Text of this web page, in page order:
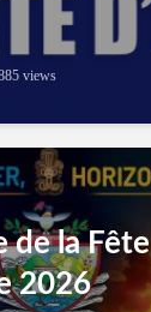
views
de la Fête
2026